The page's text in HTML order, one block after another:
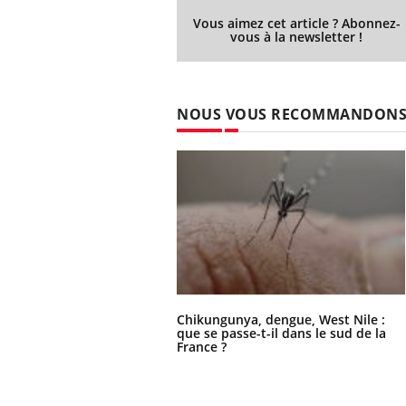
Vous aimez cet article ? Abonnez-
vous à la newsletter !
NOUS VOUS RECOMMANDONS
Chikungunya, dengue, West Nile :
que se passe-t-il dans le sud de la
France ?
Il y